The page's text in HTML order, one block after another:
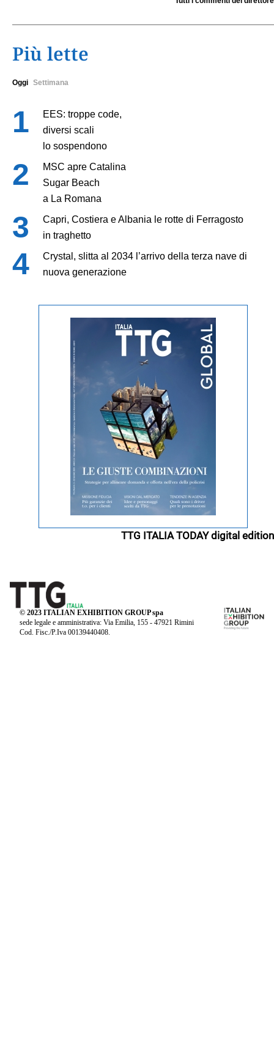
Più lette
Oggi Settimana
EES: troppe code,
diversi scali
lo sospendono
MSC apre Catalina
Sugar Beach
a La Romana
Capri, Costiera e Albania le rotte di Ferragosto
in traghetto
Crystal, slitta al 2034 l’arrivo della terza nave di
nuova generazione
TTG ITALIA TODAY digital edition
© 2023 ITALIAN EXHIBITION GROUP spa
sede legale e amministrativa: Via Emilia, 155 - 47921 Rimini
Cod. Fisc./P.Iva 00139440408.